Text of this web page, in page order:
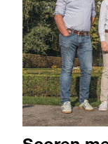
maar ook je